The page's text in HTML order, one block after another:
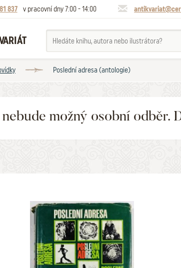
837 v pracovní dny 7:00 - 14:00
Poslední adresa (antologie)
možný osobní odběr.